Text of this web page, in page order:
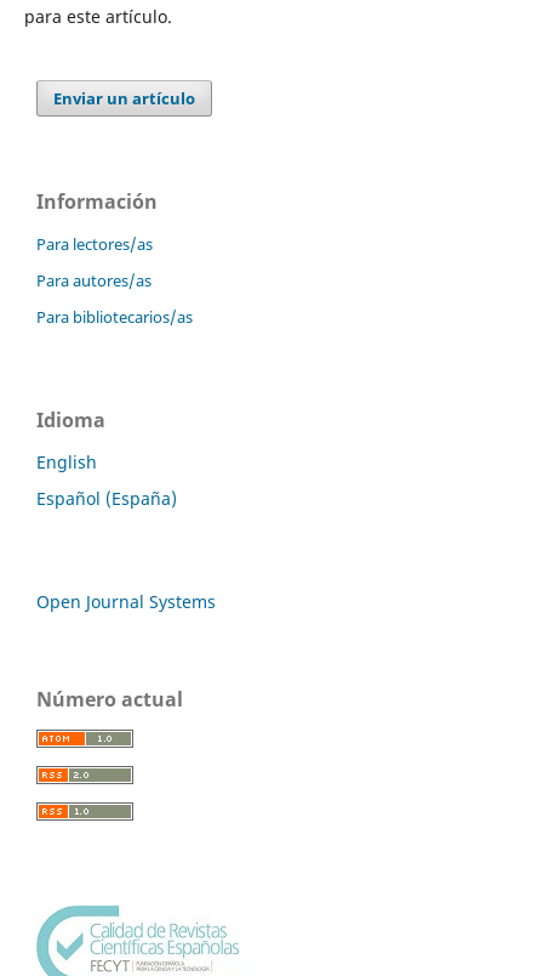
para este artículo.
Enviar un artículo
Información
Para lectores/as
Para autores/as
Para bibliotecarios/as
Idioma
English
Español (España)
Open Journal Systems
Número actual